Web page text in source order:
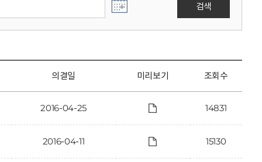
검색
의결일 미리보기 조회수
2016-04-25 14831
2016-04-11 15130